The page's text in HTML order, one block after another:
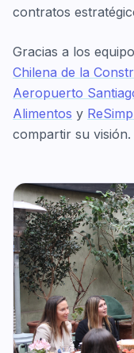
contratos
Gracias a los
Chilena de la
Aeropuerto
Alimentos y
compartir su visión.